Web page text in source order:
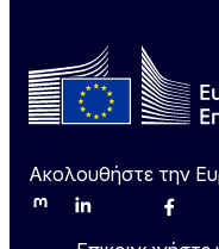
Ακολουθήστε την
MastodonLinkedInBluesky